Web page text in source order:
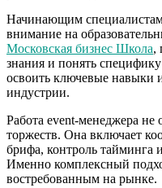
Начинающим
внимание на
Московская бизнес Школа,
знания и понять
освоить ключевые навыки
индустрии.
Работа event-менеджера не
торжеств. Она включает
брифа, контроль тайминга
Именно комплексный
востребованным на рынке.